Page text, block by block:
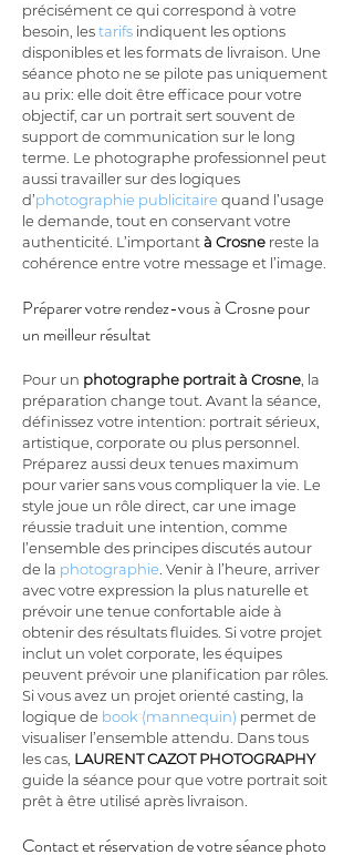
précisément ce qui correspond à votre
besoin, les tarifs indiquent les options
disponibles et les formats de livraison. Une
séance photo ne se pilote pas uniquement
au prix: elle doit être efficace pour votre
objectif, car un portrait sert souvent de
support de communication sur le long
terme. Le photographe professionnel peut
aussi travailler sur des logiques
d’photographie publicitaire quand l’usage
le demande, tout en conservant votre
authenticité. L’important à Crosne reste la
cohérence entre votre message et l’image.
Préparer votre rendez-vous à Crosne pour
un meilleur résultat
Pour un photographe portrait à Crosne , la
préparation change tout. Avant la séance,
définissez votre intention: portrait sérieux,
artistique, corporate ou plus personnel.
Préparez aussi deux tenues maximum
pour varier sans vous compliquer la vie. Le
style joue un rôle direct, car une image
réussie traduit une intention, comme
l’ensemble des principes discutés autour
de la photographie . Venir à l’heure, arriver
avec votre expression la plus naturelle et
prévoir une tenue confortable aide à
obtenir des résultats fluides. Si votre projet
inclut un volet corporate, les équipes
peuvent prévoir une planification par rôles.
Si vous avez un projet orienté casting, la
logique de book (mannequin) permet de
visualiser l’ensemble attendu. Dans tous
les cas, LAURENT CAZOT PHOTOGRAPHY
guide la séance pour que votre portrait soit
prêt à être utilisé après livraison.
Contact et réservation de votre séance photo